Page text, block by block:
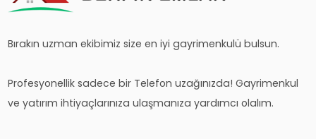
Bırakın uzman ekibimiz size en iyi gayrimenkulü bulsun.
Profesyonellik sadece bir Telefon uzağınızda! Gayrimenkul
ve yatırım ihtiyaçlarınıza ulaşmanıza yardımcı olalım.